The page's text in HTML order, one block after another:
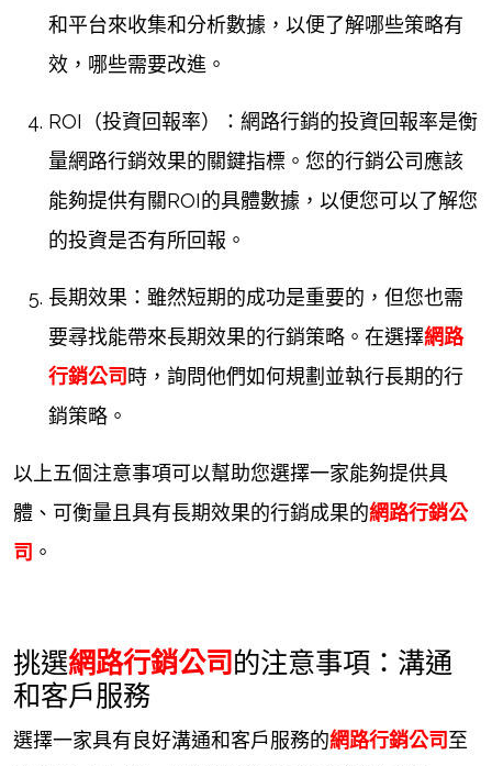
和平台來收集和分析數據，以便了解哪些策略有
效，哪些需要改進。
ROI（投資回報率）：網路行銷的投資回報率是衡
量網路行銷效果的關鍵指標。您的行銷公司應該
能夠提供有關ROI的具體數據，以便您可以了解您
的投資是否有所回報。
長期效果：雖然短期的成功是重要的，但您也需
要尋找能帶來長期效果的行銷策略。在選擇網路
行銷公司時，詢問他們如何規劃並執行長期的行
銷策略。
以上五個注意事項可以幫助您選擇一家能夠提供具
體、可衡量且具有長期效果的行銷成果的網路行銷公
司 。
挑選網路行銷公司 的注意事項：溝通
和客戶服務
選擇一家具有良好溝通和客戶服務的網路行銷公司至